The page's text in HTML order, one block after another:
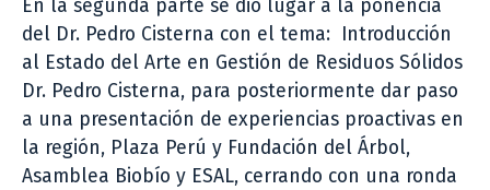
En la segunda parte se dio lugar a la ponencia
del Dr. Pedro Cisterna con el tema: Introducción
al Estado del Arte en Gestión de Residuos Sólidos
Dr. Pedro Cisterna, para posteriormente dar paso
a una presentación de experiencias proactivas en
la región, Plaza Perú y Fundación del Árbol,
Asamblea Biobío y ESAL, cerrando con una ronda